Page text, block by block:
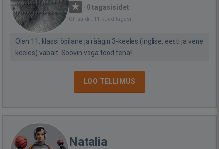
· 0 tagasisidet
Oli saidil: 11 kuud tagasi
Olen 11. klassi õpilane ja räägin 3-keeles (inglise, eesti ja vene
keeles) vabalt. Soovin väga tööd teha!!
LOO TELLIMUS
Natalia